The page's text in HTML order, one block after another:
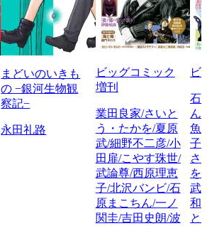
まどいのいきも
の −銀河生物観
察記−
永田礼路
ビッグコミック
増刊
業田良家/さいと
う・たかを/夏原
武/細野不二彦/小
田扉/こやす珠世/
武論尊/西原理恵
子/北沢バンビ/石
原まこちん/一ノ
関圭/吉田史朗/波
ビ
石
ん
魚
子
さ
を
武/
和
と